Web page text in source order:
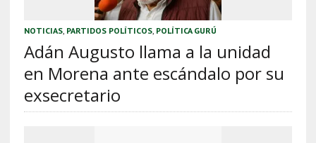
NOTICIAS, PARTIDOS POLÍTICOS, POLÍTICA GURÚ
Adán Augusto llama a la unidad
en Morena ante escándalo por su
exsecretario